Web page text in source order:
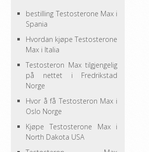
bestilling Testosterone Max i
Spania
Hvordan kjøpe Testosterone
Max i Italia
Testosteron Max tilgjengelig
på nettet i Fredrikstad
Norge
Hvor å få Testosteron Max i
Oslo Norge
Kjøpe Testosterone Max i
North Dakota USA